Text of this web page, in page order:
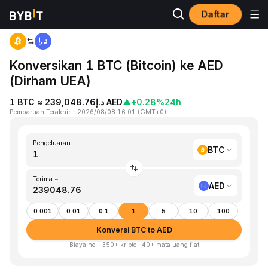
Daftar
Beranda
Konversikan 1 BTC (Bitcoin) ke AED
(Dirham UEA)
1 BTC ≈ د.إ239,048.76 AED▲+0.28%24h
Pembaruan Terakhir ： 2026/08/08 16:01 (GMT+0)
Pengeluaran
BTC
Terima ~
AED
0.001 0.01 0.1 1 5 10 100
Konversi BTC to AED
Biaya nol · 350+ kripto · 40+ mata uang fiat